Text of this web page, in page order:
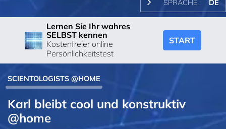
SPRACHE: DE
Lernen Sie Ihr wahres
SELBST kennen
Kostenfreier online
Persönlichkeitstest
START
SCIENTOLOGISTS @HOME
Karl bleibt cool und konstruktiv
@home